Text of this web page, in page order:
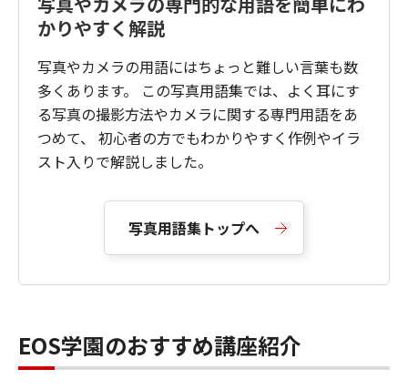
かりやすく解説
写真やカメラの用語にはちょっと難しい言葉も数
多くあります。 この写真用語集では、よく耳にす
る写真の撮影方法やカメラに関する専門用語をあ
つめて、 初心者の方でもわかりやすく作例やイラ
スト入りで解説しました。
写真用語集トップへ
EOS学園のおすすめ講座紹介